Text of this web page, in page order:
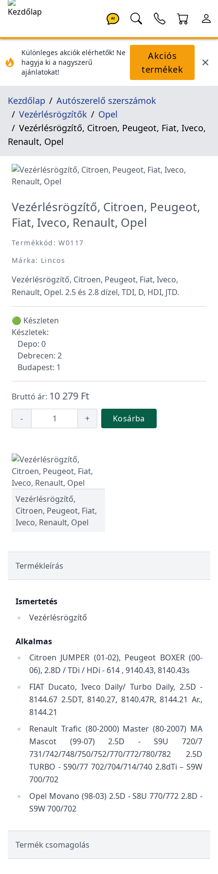
AI
Különleges akciók elérhetők! Ne
hagyja ki a nagyszerű
ajánlatokat!
Akciós
termékek
Kezdőlap
Autószerelő szerszámok
Vezérlésrögzítők
Opel
Vezérlésrögzítő, Citroen, Peugeot, Fiat, Iveco,
Renault, Opel
Vezérlésrögzítő, Citroen, Peugeot,
Fiat, Iveco, Renault, Opel
Termékkód: W0117
Márka: Lincos
Vezérlésrögzítő, Citroen, Peugeot, Fiat, Iveco,
Renault, Opel. 2.5 és 2.8 dízel, TDI, D, HDI, JTD.
🟢 Készleten
Készletek:
Depo: 0
Debrecen: 2
Budapest: 1
Bruttó ár: 10 279 Ft
- + Kosárba
Vezérlésrögzítő,
Citroen, Peugeot, Fiat,
Iveco, Renault, Opel
Termékleírás
Ismertetés
Vezérlésrögzítő
Alkalmas
Citroen JUMPER (01-02), Peugeot BOXER (00-
06), 2.8D / TDi / HDi - 614 , 9140.43, 8140.43s
FIAT Ducato, Iveco Daily/ Turbo Daily, 2.5D -
8144.67 2.5DT, 8140.27, 8140.47R, 8144.21 Ar.,
8144.21
Renault Trafic (80-2000) Master (80-2007) MA
Mascot (99-07) 2.5D - S9U 720/7
731/742/748/750/752/770/772/780/782 2.5D
TURBO - S90/77 702/704/714/740 2.8dTi – S9W
700/702
Opel Movano (98-03) 2.5D - S8U 770/772 2.8D -
S9W 700/702
Termék csomagolás